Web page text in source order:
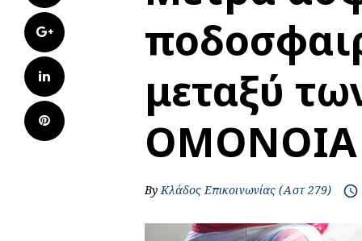
Google+
LinkedIn
Pinterest
μεταξύ
ΟΜΟΝΟΙΑ
By Κλάδος Επικοινωνίας (Αστ 279) access_time